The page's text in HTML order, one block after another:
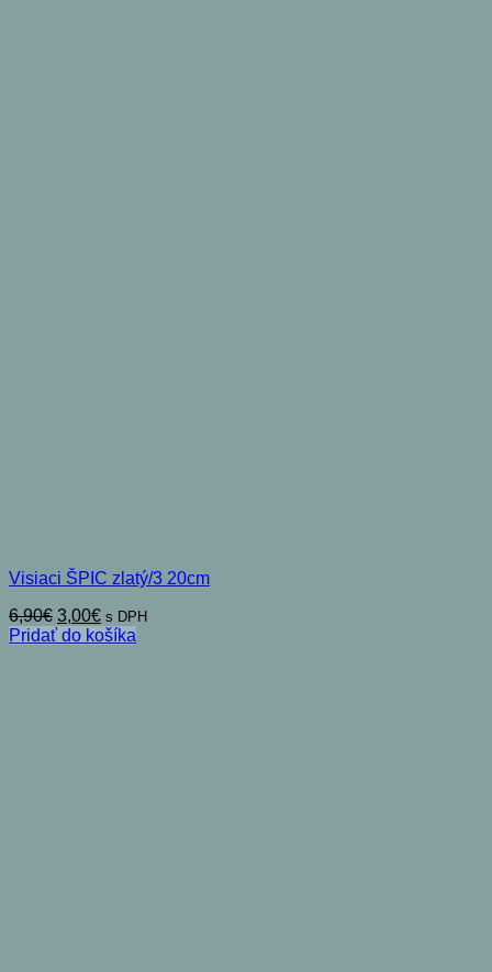
Visiaci ŠPIC zlatý/3 20cm
6,90€ Pôvodná
cena
3,00€Aktuálna
cena
s DPH
Pridať do košíka